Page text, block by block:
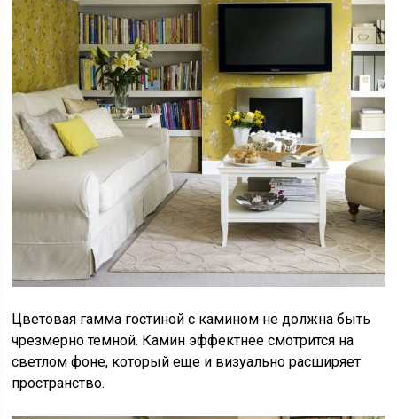
Цветовая гамма гостиной с камином не должна быть
чрезмерно темной. Камин эффектнее смотрится на
светлом фоне, который еще и визуально расширяет
пространство.